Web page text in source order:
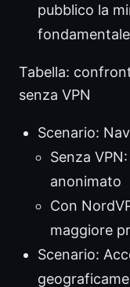
pubblico la
Tabella:
senza VPN
Scenario:
Senza
anonimato
Con
maggiore
Scenario: